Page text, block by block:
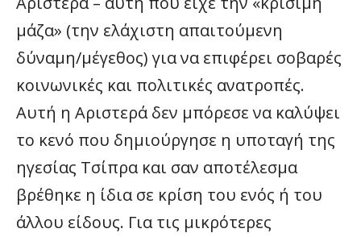
μάζα» (την ελάχιστη απαιτούμενη
δύναμη/μέγεθος) για να επιφέρει σοβαρές
κοινωνικές και πολιτικές ανατροπές.
Αυτή η Αριστερά δεν μπόρεσε να καλύψει
το κενό που δημιούργησε η υποταγή της
ηγεσίας Τσίπρα και σαν αποτέλεσμα
βρέθηκε η ίδια σε κρίση του ενός ή του
άλλου είδους. Για τις μικρότερες